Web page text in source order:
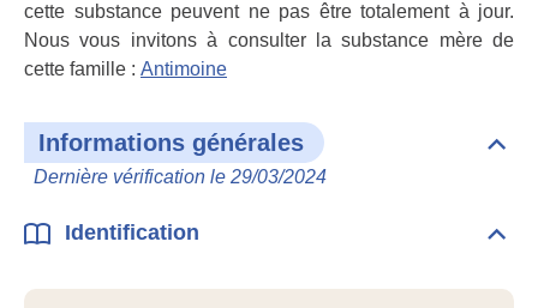
cette substance peuvent ne pas être totalement à jour.
Nous vous invitons à consulter la substance mère de
cette famille : Antimoine
Informations générales
Dernière vérification le 29/03/2024
Identification